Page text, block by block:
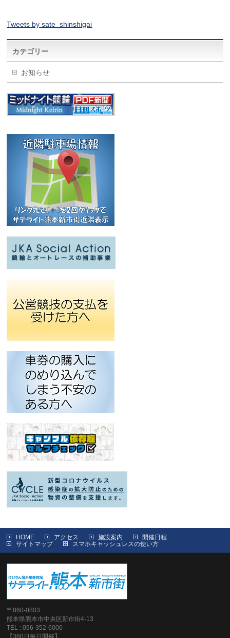
Tweets by sate_shinshigai
カテゴリー
お知らせ
HOME アクセス 施設案内
開催日程
サイトマップ
スマホキャッシュレスの使い方
〒860-0803
熊本県熊本市中央区新市街4-13
TEL : 096-352-6000
【360日毎日開催】